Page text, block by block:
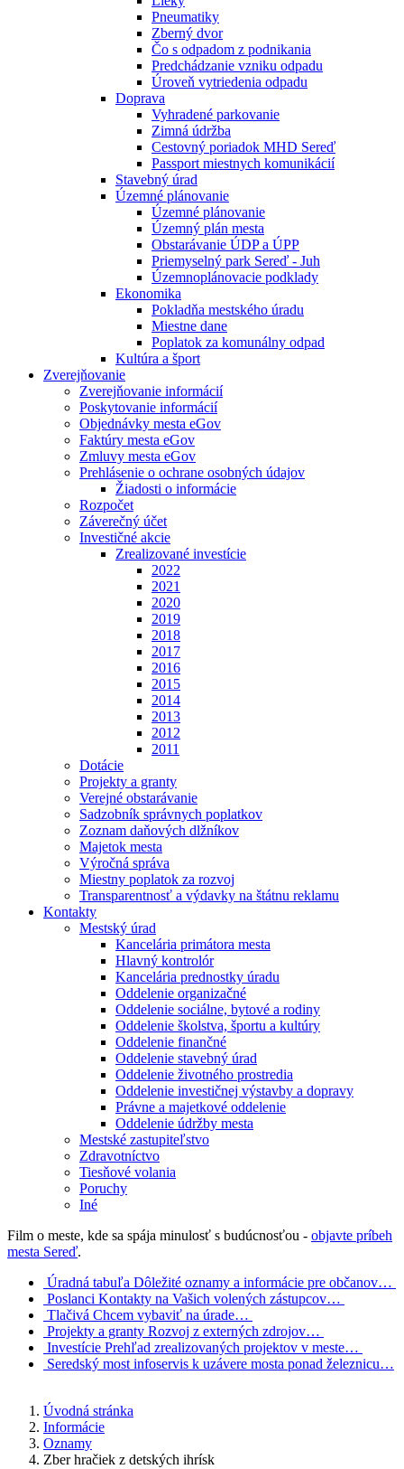
Pneumatiky
Zberný dvor
Čo s odpadom z podnikania
Predchádzanie vzniku odpadu
Úroveň vytriedenia odpadu
Doprava
Vyhradené parkovanie
Zimná údržba
Cestovný poriadok MHD Sereď
Passport miestnych komunikácií
Stavebný úrad
Územné plánovanie
Územné plánovanie
Územný plán mesta
Obstarávanie ÚDP a ÚPP
Priemyselný park Sereď - Juh
Územnoplánovacie podklady
Ekonomika
Pokladňa mestského úradu
Miestne dane
Poplatok za komunálny odpad
Kultúra a šport
Zverejňovanie
Zverejňovanie informácií
Poskytovanie informácií
Objednávky mesta eGov
Faktúry mesta eGov
Zmluvy mesta eGov
Prehlásenie o ochrane osobných údajov
Žiadosti o informácie
Rozpočet
Záverečný účet
Investičné akcie
Zrealizované investície
2022
2021
2020
2019
2018
2017
2016
2015
2014
2013
2012
2011
Dotácie
Projekty a granty
Verejné obstarávanie
Sadzobník správnych poplatkov
Zoznam daňových dlžníkov
Majetok mesta
Výročná správa
Miestny poplatok za rozvoj
Transparentnosť a výdavky na štátnu reklamu
Kontakty
Mestský úrad
Kancelária primátora mesta
Hlavný kontrolór
Kancelária prednostky úradu
Oddelenie organizačné
Oddelenie sociálne, bytové a rodiny
Oddelenie školstva, športu a kultúry
Oddelenie finančné
Oddelenie stavebný úrad
Oddelenie životného prostredia
Oddelenie investičnej výstavby a dopravy
Právne a majetkové oddelenie
Oddelenie údržby mesta
Mestské zastupiteľstvo
Zdravotníctvo
Tiesňové volania
Poruchy
Iné
Film o meste, kde sa spája minulosť s budúcnosťou - objavte príbeh
mesta Sereď.
Úradná tabuľa Dôležité oznamy a informácie pre občanov…
Poslanci Kontakty na Vašich volených zástupcov…
Tlačivá Chcem vybaviť na úrade…
Projekty a granty Rozvoj z externých zdrojov…
Investície Prehľad zrealizovaných projektov v meste…
Seredský most infoservis k uzávere mosta ponad železnicu…
Úvodná stránka
Informácie
Oznamy
Zber hračiek z detských ihrísk